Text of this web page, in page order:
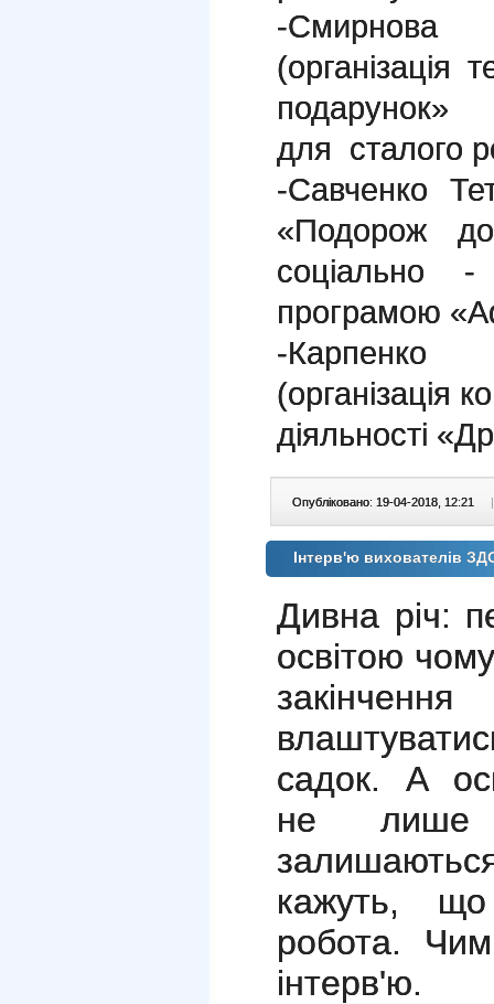
-Смирнова
(організація
подарунок»
для сталого
-Савченко
«Подорож
соціально
програмою
-Карпенко
(організація
діяльності
Опубліковано: 19-04-2018, 12:21 |
Інтерв'ю вихователів
Дивна річ:
освітою
садок. А
не лише
кажуть,
робота.
інтерв'ю.